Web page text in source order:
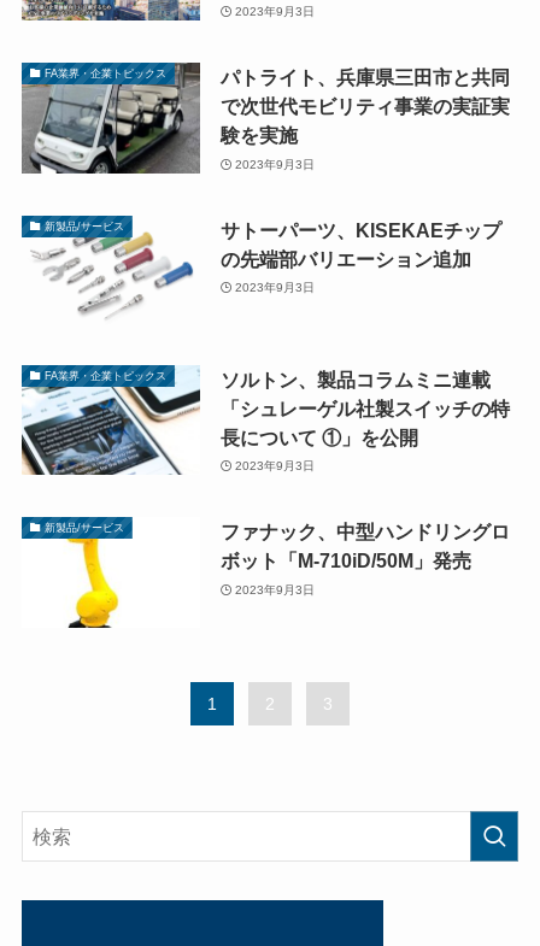
2023年9月3日
FA業界・企業トピックス
パトライト、兵庫県三田市と共同
で次世代モビリティ事業の実証実
験を実施
2023年9月3日
新製品/サービス
サトーパーツ、KISEKAEチップ
の先端部バリエーション追加
2023年9月3日
FA業界・企業トピックス
ソルトン、製品コラムミニ連載
「シュレーゲル社製スイッチの特
長について ①」を公開
2023年9月3日
新製品/サービス
ファナック、中型ハンドリングロ
ボット「M-710iD/50M」発売
2023年9月3日
1 2 3